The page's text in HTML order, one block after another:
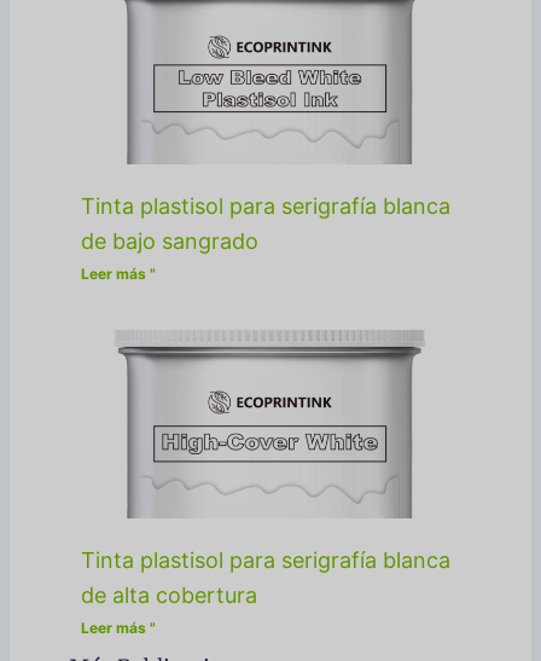
Tinta plastisol para serigrafía blanca
de bajo sangrado
Leer más "
Tinta plastisol para serigrafía blanca
de alta cobertura
Leer más "